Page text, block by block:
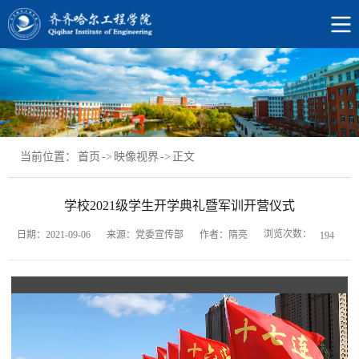
当前位置： 首页 -> 映像视界-> 正文
学校2021级学生开学典礼暨军训开营仪式
日期：2021-09-06 来源：党委宣传部 作者：隋亮 浏览次数： 194